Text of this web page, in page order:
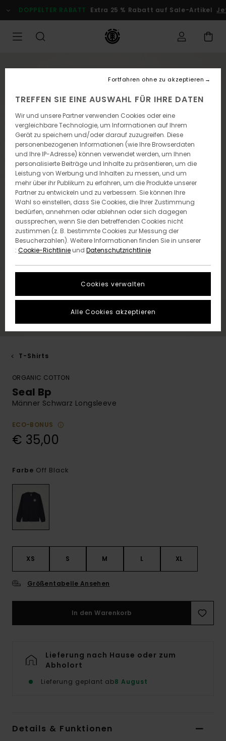
zur
Produktinformation
DOPPELTER RABATT Extra 25 % Rabatt auf Sale-Artikel
T-Shirts
ORGANIC COTTON
Seal Bp
Männer Schwarz Longsleeve
ECO-BONUS
€ 35,00
Farbe Off Black
XS S M L XL
Größentabelle Ansehen
In den Warenkorb
Lieferung nach Hause oder zum
Abholort
Lieferung geplant ab8 August
Details & Funktionen
TREFFEN SIE EINE AUSWAHL FÜR IHRE DATEN
Wir und unsere Partner verwenden Cookies oder eine
vergleichbare Technologie, um Informationen auf Ihrem
Gerät zu speichern und/oder darauf zuzugreifen. Diese
personenbezogenen Informationen (wie Ihre Browserdaten
und Ihre IP-Adresse) können verwendet werden, um Ihnen
personalisierte Beiträge und Inhalte zu präsentieren, um die
Leistung von Werbung und Inhalten zu messen, und um
mehr über ihr Publikum zu erfahren, um die Produkte unserer
Partner zu entwickeln und zu verbessern. Sie können Ihre
Wahl so einstellen, dass Sie Cookies, die Ihrer Zustimmung
bedürfen, annehmen oder ablehnen oder sich dagegen
aussprechen, wenn Sie den betreffenden Cookies nicht
zustimmen (z. B. bestimmte Cookies zur Messung der
Besucherzahlen). Weitere Informationen finden Sie in unserer
: Cookie-Richtlinieund Datenschutzrichtlinie
Cookies verwalten
Fortfahren ohne zu akzeptieren
Alle Cookies akzeptieren